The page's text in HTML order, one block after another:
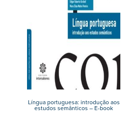
Língua portuguesa: introdução aos
estudos semânticos – E-book